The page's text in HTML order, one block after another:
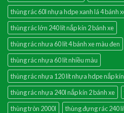
thùng rác 60l nhựa hdpe xanh lá 4 bánh
thùng rác lớn 240 lít nắp kín 2 bánh xe
thùng rác nhưa 60 lít 4 bánh xe màu đen
thùng rác nhựa 60 lít nhiều màu
thùng rác nhựa 120 lít nhựa hdpe nắp
thùng rác nhựa 240l nắp kín 2 bánh xe
thùng tròn 2000l
thùng đựng rác 240